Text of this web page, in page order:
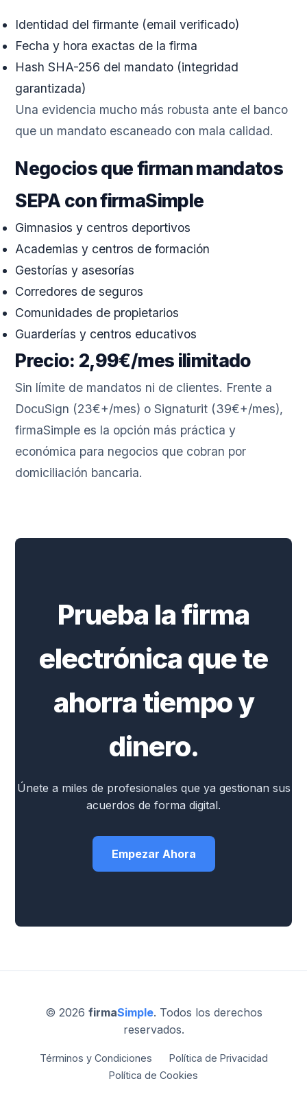
Identidad del firmante (email verificado)
Fecha y hora exactas de la firma
Hash SHA-256 del mandato (integridad
garantizada)
Una evidencia mucho más robusta ante el banco
que un mandato escaneado con mala calidad.
Negocios que firman mandatos
SEPA con firmaSimple
Gimnasios y centros deportivos
Academias y centros de formación
Gestorías y asesorías
Corredores de seguros
Comunidades de propietarios
Guarderías y centros educativos
Precio: 2,99€/mes ilimitado
Sin límite de mandatos ni de clientes. Frente a
DocuSign (23€+/mes) o Signaturit (39€+/mes),
firmaSimple es la opción más práctica y
económica para negocios que cobran por
domiciliación bancaria.
Prueba la firma
electrónica que te
ahorra tiempo y
dinero.
Únete a miles de profesionales que ya gestionan sus
acuerdos de forma digital.
Empezar Ahora
© 2026 firmaSimple. Todos los derechos
reservados.
Términos y Condiciones
Política de Privacidad
Política de Cookies